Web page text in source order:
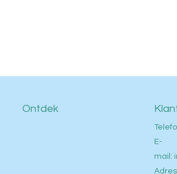
Ontdek
E-
mail: